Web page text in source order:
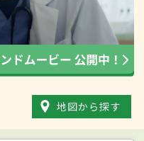
地図から探す